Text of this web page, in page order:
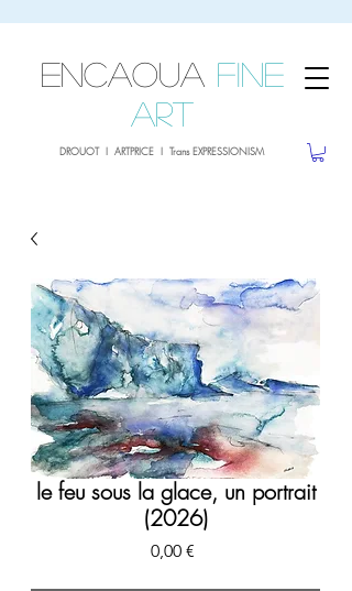
ENCAOUA Fine
Art
DROUOT I ARTPRICE I Trans EXPRESSIONISM
le feu sous la glace, un portrait
(2026)
0,00 €